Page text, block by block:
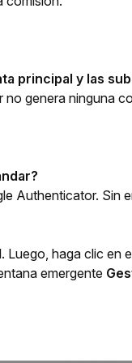
principal y las
genera ninguna
Authenticator. Sin
Luego, haga clic en
emergente